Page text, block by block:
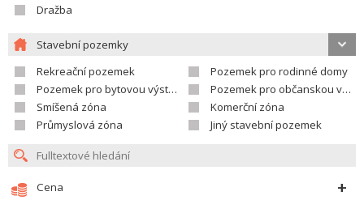
Dražba
Stavební pozemky
Rekreační pozemek
Pozemek pro rodinné domy
Pozemek pro bytovou výstavbu
Pozemek pro občanskou vybavenost
Smíšená zóna
Komerční zóna
Průmyslová zóna
Jiný stavební pozemek
Cena